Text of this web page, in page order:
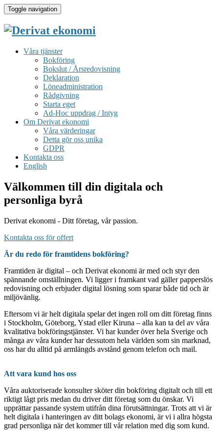
Toggle navigation
Våra tjänster
Bokföring
Bokslut / Årsredovisning
Deklaration
Löneadministration
Rådgivning
Starta eget
Ad-Hoc uppdrag / Intyg
Om Derivat ekonomi
Våra värderingar
Detta gör oss unika
GDPR
Kontakta oss
English
Välkommen till din digitala och
personliga byrå
Derivat ekonomi - Ditt företag, vår passion.
Kontakta oss för offert
Är du redo för framtidens bokföring?
Framtiden är digital – och Derivat ekonomi är med och styr den
spännande omställningen. Vi ligger i framkant vad gäller papperslös
redovisning och erbjuder digital lösning som sparar både tid och är
miljövänlig.
Eftersom vi är helt digitala spelar det ingen roll om ditt företag finns
i Stockholm, Göteborg, Ystad eller Kiruna – alla kan ta del av våra
kvalitativa bokföringstjänster. Vi har kunder över hela Sverige och
många av våra kunder har dessutom hela världen som sin marknad,
oss har du alltid på armlängds avstånd genom telefon och mail.
Att vara kund hos oss
Våra auktoriserade konsulter sköter din bokföring digitalt och till ett
riktigt lågt pris medan du driver ditt företag som du önskar. Vi
upprättar passande system utifrån dina förutsättningar. Trots att vi är
helt digitala i hanteringen av ditt bolags ekonomi, är vi i allra högsta
grad personliga när det kommer till vår relation med dig som kund.